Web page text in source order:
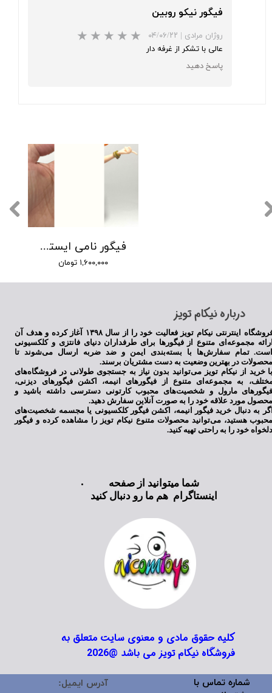
فیگور نیکو روبین
روژان مرادی | ۰۴/۰۶/۲۲
★★★★★
عالی با تشکر از غرفه دار
پاسخ دهید
فیگور نامی ایستاده
۱,۶۰۰,۰۰۰ تومان
​درباره نیکام تویز
فروشگاه اینترنتی نیکام تویز فعالیت خود را از سال ۱۳۹۸ آغاز کرده و هدف آن
مجموعه‌ای متنوع از فیگورها برای طرفداران دنیای فانتزی و کلکسیونی
تمام سفارش‌ها با بسته‌بندی ایمن و ضد ضربه ارسال می‌شوند تا
در بهترین وضعیت به دست مشتریان برسند.
خرید از نیکام تویز می‌توانید بدون نیاز به جستجوی طولانی در فروشگاه‌های
به مجموعه‌ای متنوع از فیگورهای انیمه، اکشن فیگورهای دیزنی،
مارول و شخصیت‌های محبوب کارتونی دسترسی داشته باشید و
مورد علاقه خود را به صورت آنلاین سفارش دهید.
به دنبال خرید فیگور انیمه، اکشن فیگور کلکسیونی یا مجسمه شخصیت‌های
هستید، می‌توانید محصولات متنوع نیکام تویز را مشاهده کرده و فیگور
خود را به راحتی تهیه کنید.
کلیه حقوق مادی و معنوی سایت متعلق به
فروشگاه نیکام تویز می باشد @2026
شما میتوانید از صفحه
اینستاگرام هم ما رو دنبال کنید
شماره تماس با
آدرس ایمیل: